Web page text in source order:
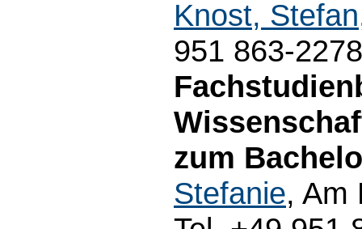
Knost, Stefan
951 863-2278
zum
Stefanie, Am